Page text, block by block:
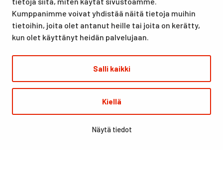
Kumppanimme voivat yhdistää näitä tietoja muihin
tietoihin, joita olet antanut heille tai joita on kerätty,
kun olet käyttänyt heidän palvelujaan.
Salli kaikki
Kiellä
Näytä tiedot